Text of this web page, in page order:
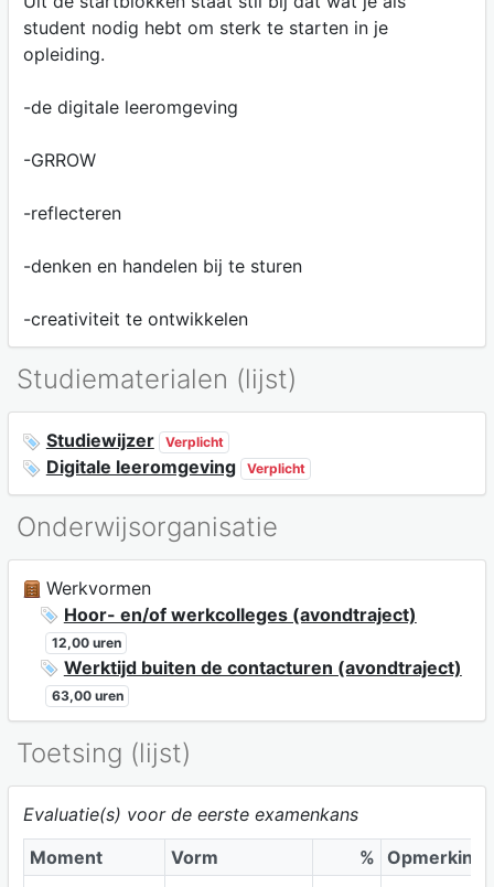
student nodig hebt om sterk te starten in je
opleiding.
-de digitale leeromgeving
-GRROW
-reflecteren
-denken en handelen bij te sturen
-creativiteit te ontwikkelen
Studiematerialen (lijst)
Studiewijzer Verplicht
Digitale leeromgeving Verplicht
Onderwijsorganisatie
Werkvormen
Hoor- en/of werkcolleges (avondtraject)
12,00 uren
Werktijd buiten de contacturen (avondtraject)
63,00 uren
Toetsing (lijst)
Evaluatie(s) voor de eerste examenkans
Moment
Vorm % Opmerking